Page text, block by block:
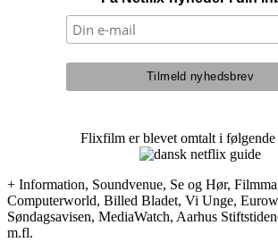
Flixfilm er blevet omtalt i følgende
+ Information, Soundvenue, Se og Hør,
Computerworld, Billed Bladet, Vi Unge,
Søndagsavisen, MediaWatch, Aarhus
m.fl.